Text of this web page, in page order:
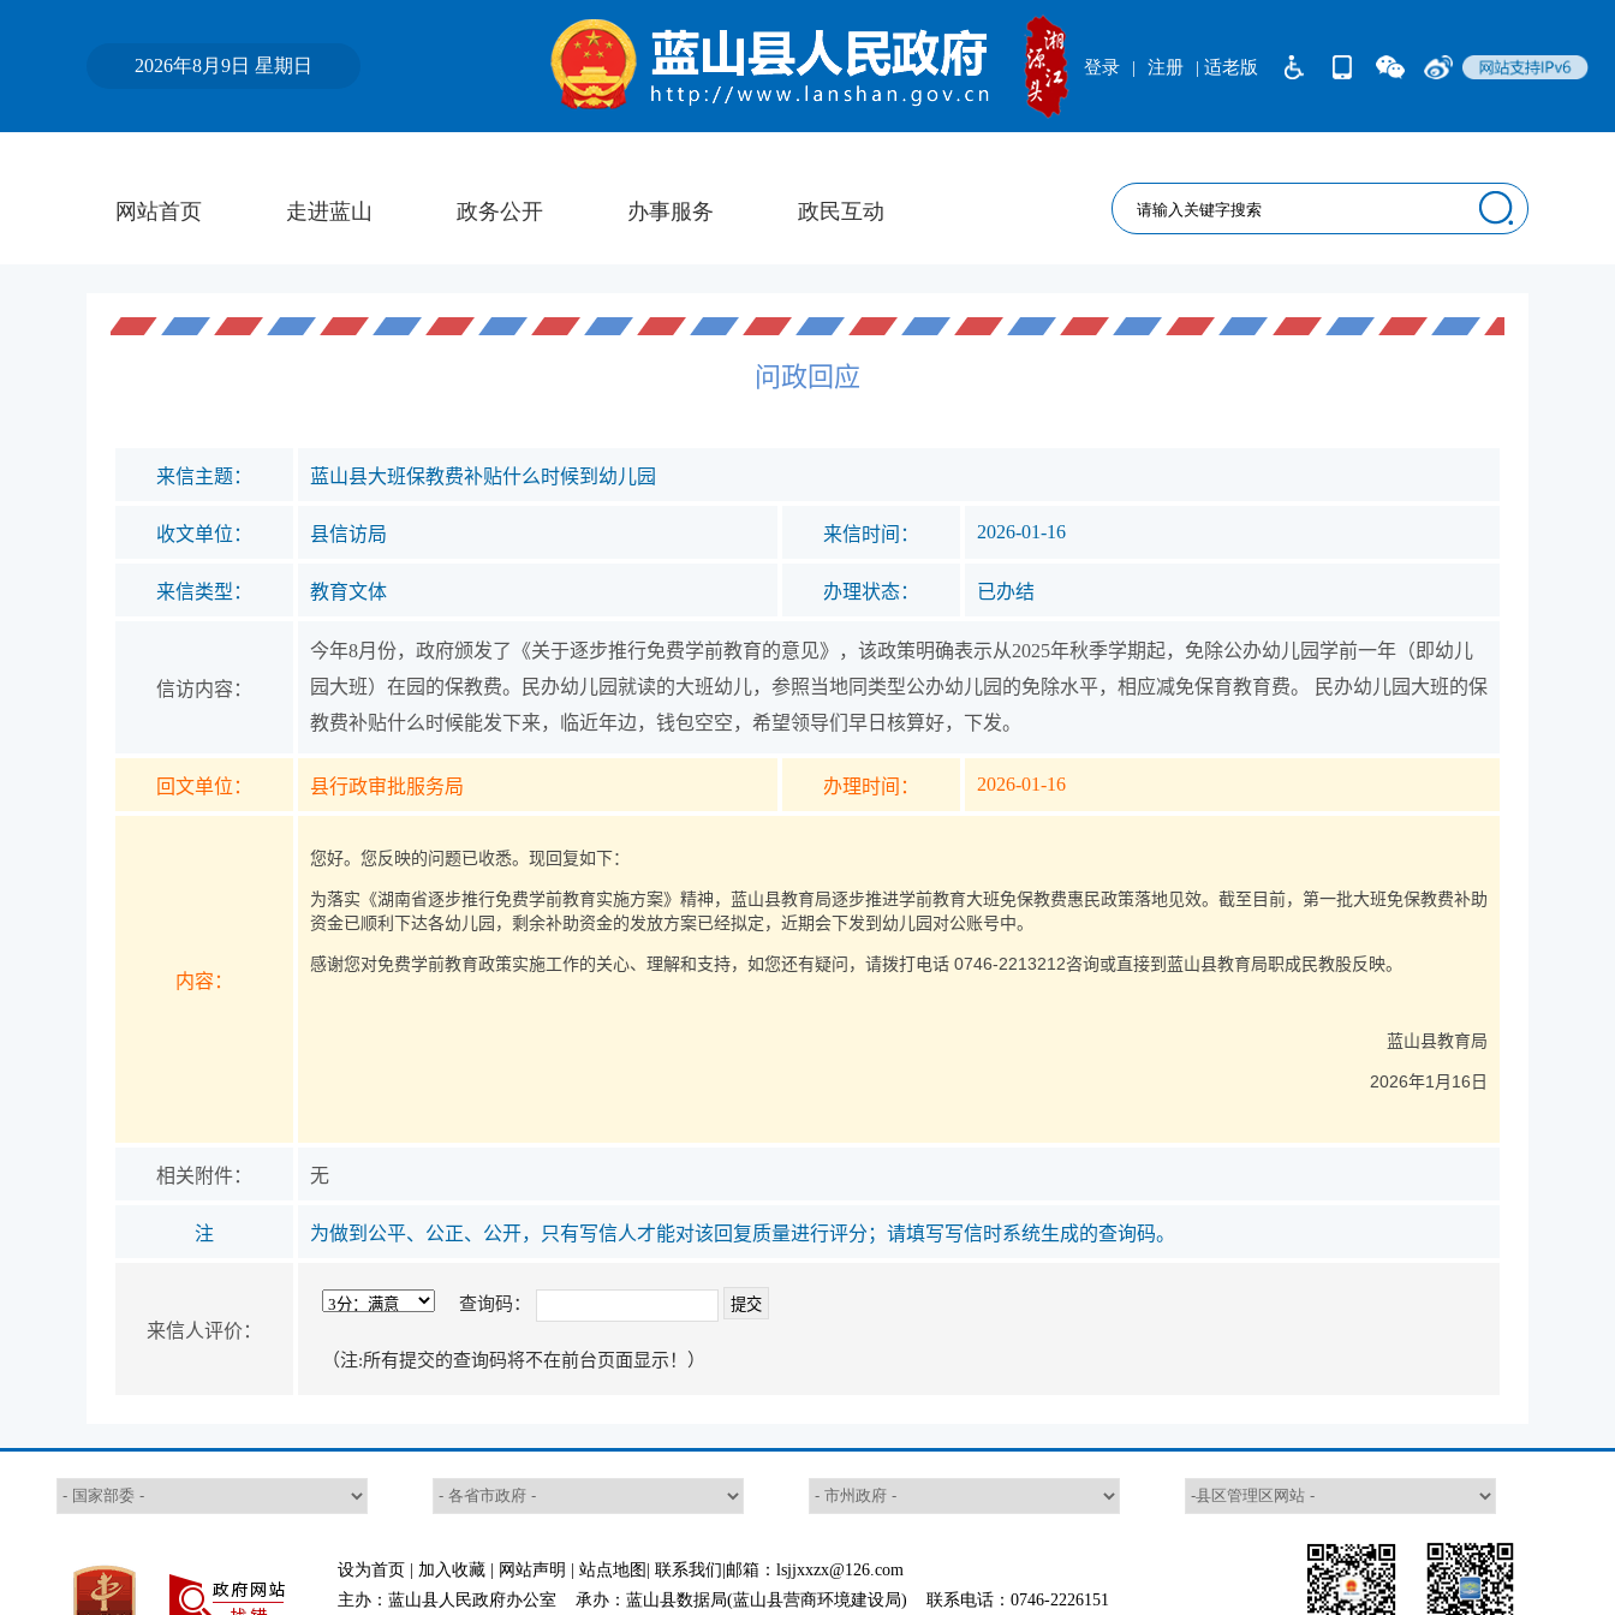
问政回应
来信主题： 蓝山县大班保教费补贴什么时候到幼儿园
收文单位： 县信访局 来信时间： 2026-01-16
来信类型： 教育文体 办理状态： 已办结
信访内容：
今年8月份，政府颁发了《关于逐步推行免费学前教育的意见》，该政策明确表示从2025年秋季学期起，免除公办幼儿园学前一年（即幼儿
园大班）在园的保教费。民办幼儿园就读的大班幼儿，参照当地同类型公办幼儿园的免除水平，相应减免保育教育费。 民办幼儿园大班的保
教费补贴什么时候能发下来，临近年边，钱包空空，希望领导们早日核算好，下发。
回文单位： 县行政审批服务局 办理时间： 2026-01-16
内容：
您好。您反映的问题已收悉。现回复如下：
为落实《湖南省逐步推行免费学前教育实施方案》精神，蓝山县教育局逐步推进学前教育大班免保教费惠民政策落地见效。截至目前，第一批大班免保教费补助
资金已顺利下达各幼儿园，剩余补助资金的发放方案已经拟定，近期会下发到幼儿园对公账号中。
感谢您对免费学前教育政策实施工作的关心、理解和支持，如您还有疑问，请拨打电话 0746-2213212咨询或直接到蓝山县教育局职成民教股反映。
蓝山县教育局
2026年1月16日
相关附件： 无
注 为做到公平、公正、公开，只有写信人才能对该回复质量进行评分；请填写写信时系统生成的查询码。
来信人评价：
查询码：
（注:所有提交的查询码将不在前台页面显示！）